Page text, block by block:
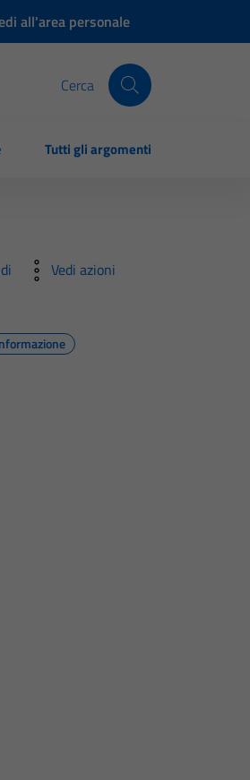
all'area personale
Cerca
Tutti gli argomenti
Vedi azioni